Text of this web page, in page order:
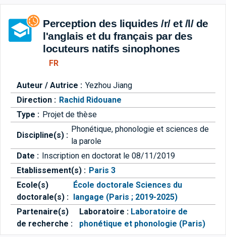
Aller directement à la barre
Perception des liquides /r/ et /l/ de
l'anglais et du français par des
locuteurs natifs sinophones
FR
Auteur / Autrice : Yezhou Jiang
Direction : Rachid Ridouane
Type : Projet de thèse
Discipline(s) :
Phonétique, phonologie et sciences de
la parole
Date : Inscription en doctorat le 08/11/2019
Etablissement(s) : Paris 3
Ecole(s)
doctorale(s) :
École doctorale Sciences du
langage (Paris ; 2019-2025)
Partenaire(s)
de recherche :
Laboratoire : Laboratoire de
phonétique et phonologie (Paris)